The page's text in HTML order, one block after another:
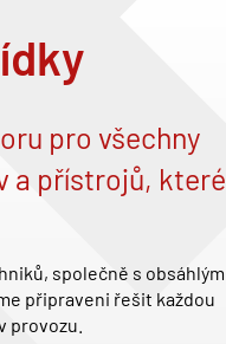
pro všechny
a přístrojů, které
společně s obsáhlým
připraveni řešit každou
provozu.